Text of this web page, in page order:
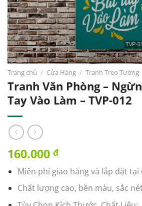
Trang chủ / Cửa Hàng / Tranh Treo Tường
Tranh Văn Phòng –
Tay Vào Làm – TVP-012
160.000 ₫
Miên phí giao hàng và lắp đặt tại
Chất lượng cao, bền màu, sắc